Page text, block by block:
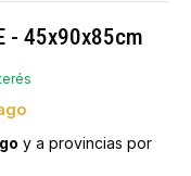
- 45x90x85cm
y a provincias por